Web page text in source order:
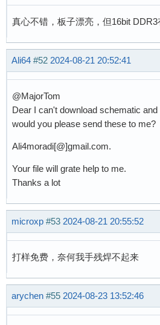
真心不错，板子漂亮，但16bit DDR3
Ali64 #52 2024-08-21 20:52:41
@MajorTom
Dear I can't download schematic
would you please send these to me?
Ali4moradi[@]gmail.com.
Your file will grate help to me.
Thanks a lot
microxp #53 2024-08-21 20:55:52
打样免费，奈何我手残焊不起来
arychen #55 2024-08-23 13:52:46